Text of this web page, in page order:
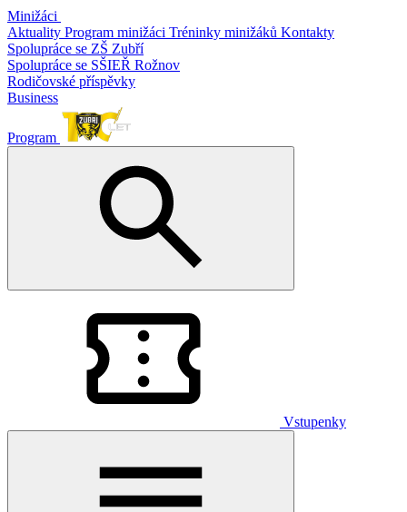
Minižáci
Aktuality Program minižáci Tréninky minižáků Kontakty
Spolupráce se ZŠ Zubří
Spolupráce se SŠIEŘ Rožnov
Rodičovské příspěvky
Business
Program
Vstupenky